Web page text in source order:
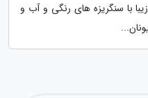
با سنگریزه های رنگی و آب و